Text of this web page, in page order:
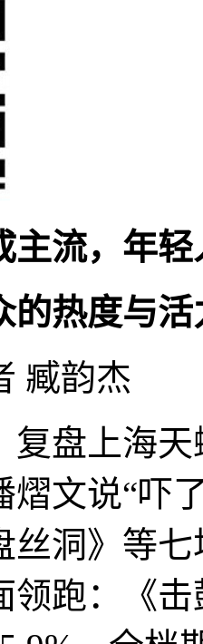
主流，年
的热度与
韵杰
盘上海天
熠文说“吓
丝洞》等
领跑：《